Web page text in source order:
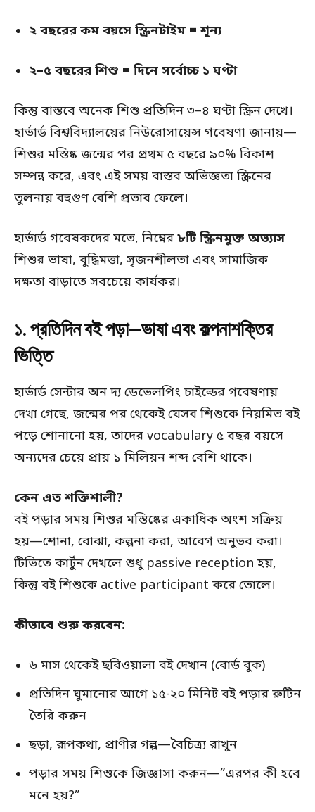
২ বছরের কম বয়সে স্ক্রিনটাইম = শূন্য
২–৫ বছরের শিশু = দিনে সর্বোচ্চ ১ ঘণ্টা
কিন্তু বাস্তবে অনেক শিশু প্রতিদিন ৩–৪ ঘণ্টা স্ক্রিন দেখে।
হার্ভার্ড বিশ্ববিদ্যালয়ের নিউরোসায়েন্স গবেষণা জানায়—
শিশুর মস্তিষ্ক জন্মের পর প্রথম ৫ বছরে ৯০% বিকাশ
সম্পন্ন করে, এবং এই সময় বাস্তব অভিজ্ঞতা স্ক্রিনের
তুলনায় বহুগুণ বেশি প্রভাব ফেলে।
হার্ভার্ড গবেষকদের মতে, নিম্নের ৮টি স্ক্রিনমুক্ত অভ্যাস
শিশুর ভাষা, বুদ্ধিমত্তা, সৃজনশীলতা এবং সামাজিক
দক্ষতা বাড়াতে সবচেয়ে কার্যকর।
১. প্রতিদিন বই পড়া—ভাষা এবং কল্পনাশক্তির
ভিত্তি
হার্ভার্ড সেন্টার অন দ্য ডেভেলপিং চাইল্ডের গবেষণায়
দেখা গেছে, জন্মের পর থেকেই যেসব শিশুকে নিয়মিত বই
পড়ে শোনানো হয়, তাদের vocabulary ৫ বছর বয়সে
অন্যদের চেয়ে প্রায় ১ মিলিয়ন শব্দ বেশি থাকে।
কেন এত শক্তিশালী?
বই পড়ার সময় শিশুর মস্তিষ্কের একাধিক অংশ সক্রিয়
হয়—শোনা, বোঝা, কল্পনা করা, আবেগ অনুভব করা।
টিভিতে কার্টুন দেখলে শুধু passive reception হয়,
কিন্তু বই শিশুকে active participant করে তোলে।
কীভাবে শুরু করবেন:
৬ মাস থেকেই ছবিওয়ালা বই দেখান (বোর্ড বুক)
প্রতিদিন ঘুমানোর আগে ১৫-২০ মিনিট বই পড়ার রুটিন
তৈরি করুন
ছড়া, রূপকথা, প্রাণীর গল্প—বৈচিত্র্য রাখুন
পড়ার সময় শিশুকে জিজ্ঞাসা করুন—”এরপর কী হবে
মনে হয়?”